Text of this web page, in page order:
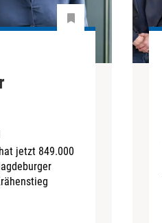
jetzt 849.000